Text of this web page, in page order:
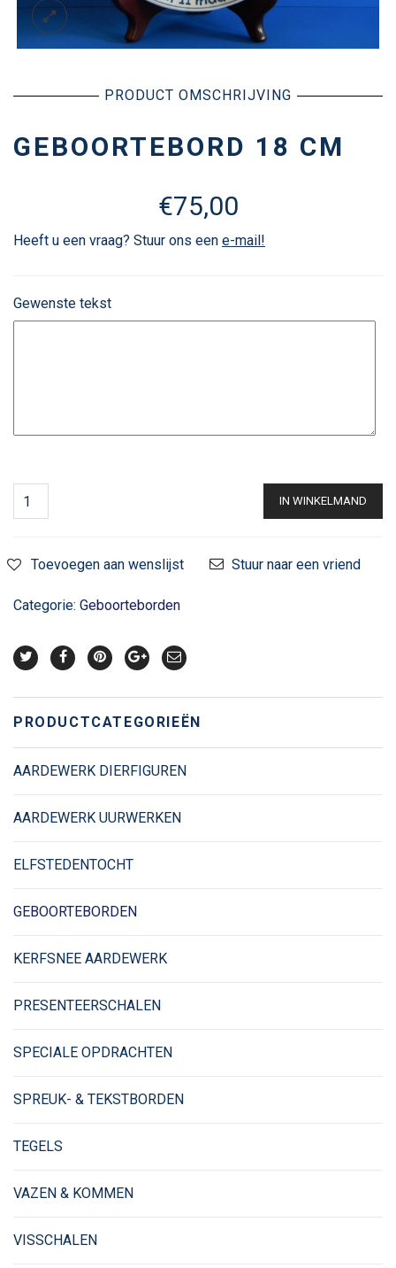
PRODUCT OMSCHRIJVING
GEBOORTEBORD 18 CM
€75,00
Heeft u een vraag? Stuur ons een e-mail!
Gewenste tekst
IN WINKELMAND
Toevoegen aan wenslijst Stuur naar een vriend
Categorie: Geboorteborden
PRODUCTCATEGORIEËN
AARDEWERK DIERFIGUREN
AARDEWERK UURWERKEN
ELFSTEDENTOCHT
GEBOORTEBORDEN
KERFSNEE AARDEWERK
PRESENTEERSCHALEN
SPECIALE OPDRACHTEN
SPREUK- & TEKSTBORDEN
TEGELS
VAZEN & KOMMEN
VISSCHALEN